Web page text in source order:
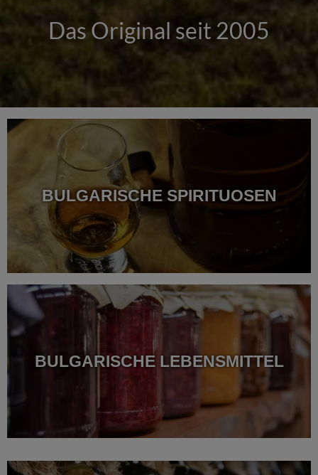
Das Original seit 2005
BULGARISCHE SPIRITUOSEN
BULGARISCHE LEBENSMITTEL